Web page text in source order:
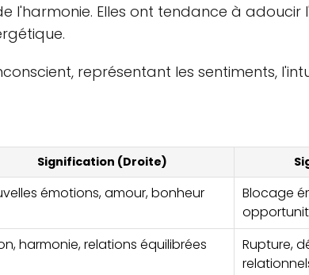
l'harmonie. Elles ont tendance à
représentant les sentiments,
Signification (Droite)
émotions, amour, bonheur
Blocage
harmonie, relations équilibrées
Rupture,